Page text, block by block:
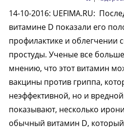
14-10-2016: UEFIMA.RU:
витамине D показали его
профилактике и облегчении
простуды. Ученые все
мнению, что этот витамин
вакцины против гриппа,
неэффективной, но и
показывают, несколько
обычный витамин D,